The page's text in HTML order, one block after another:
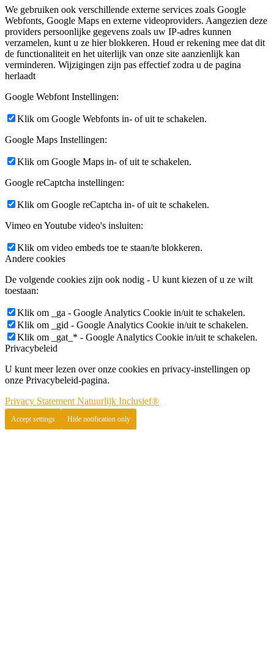
We gebruiken ook verschillende externe services zoals Google
Webfonts, Google Maps en externe videoproviders. Aangezien deze
providers persoonlijke gegevens zoals uw IP-adres kunnen
verzamelen, kunt u ze hier blokkeren. Houd er rekening mee dat dit
de functionaliteit en het uiterlijk van onze site aanzienlijk kan
verminderen. Wijzigingen zijn pas effectief zodra u de pagina
herlaadt
Google Webfont Instellingen:
Klik om Google Webfonts in- of uit te schakelen.
Google Maps Instellingen:
Klik om Google Maps in- of uit te schakelen.
Google reCaptcha instellingen:
Klik om Google reCaptcha in- of uit te schakelen.
Vimeo en Youtube video's insluiten:
Klik om video embeds toe te staan/te blokkeren.
Andere cookies
De volgende cookies zijn ook nodig - U kunt kiezen of u ze wilt
toestaan:
Klik om _ga - Google Analytics Cookie in/uit te schakelen.
Klik om _gid - Google Analytics Cookie in/uit te schakelen.
Klik om _gat_* - Google Analytics Cookie in/uit te schakelen.
Privacybeleid
U kunt meer lezen over onze cookies en privacy-instellingen op
onze Privacybeleid-pagina.
Privacy Statement Natuurlijk Inclusief®
Accept settings Hide notification only